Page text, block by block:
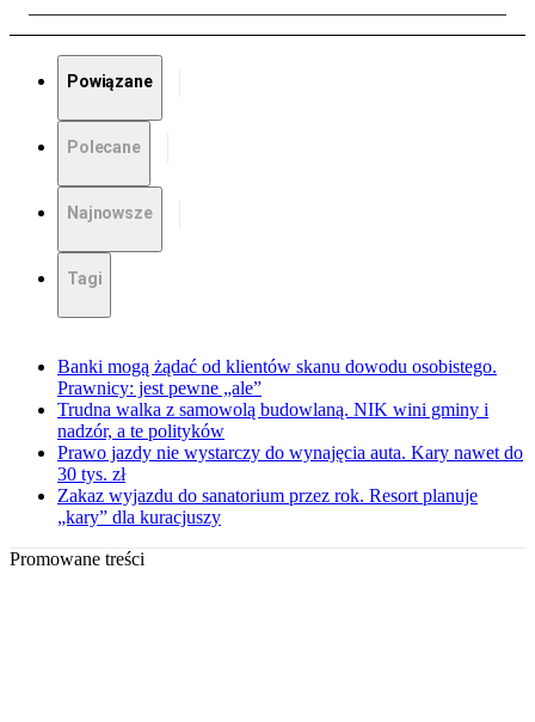
Powiązane
Polecane
Najnowsze
Tagi
Banki mogą żądać od klientów skanu dowodu osobistego.
Prawnicy: jest pewne „ale”
Trudna walka z samowolą budowlaną. NIK wini gminy i
nadzór, a te polityków
Prawo jazdy nie wystarczy do wynajęcia auta. Kary nawet do
30 tys. zł
Zakaz wyjazdu do sanatorium przez rok. Resort planuje
„kary” dla kuracjuszy
Promowane treści